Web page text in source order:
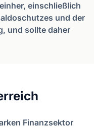
einschließlich
und der
und sollte daher
Finanzsektor